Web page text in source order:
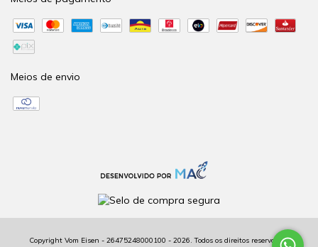
Meios de envio
Copyright Vom Eisen - 26475248000100 - 2026. Todos os direitos reservados.